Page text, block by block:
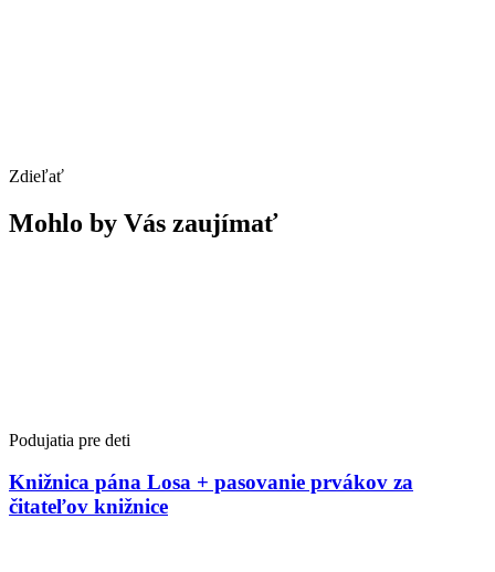
Zdieľať
Mohlo by Vás zaujímať
Podujatia pre deti
Knižnica pána Losa + pasovanie prvákov za
čitateľov knižnice